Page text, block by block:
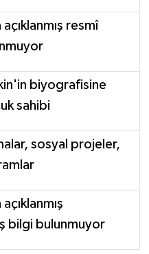
resmî
biyografisine
sahibi
sosyal projeler,
bilgi bulunmuyor